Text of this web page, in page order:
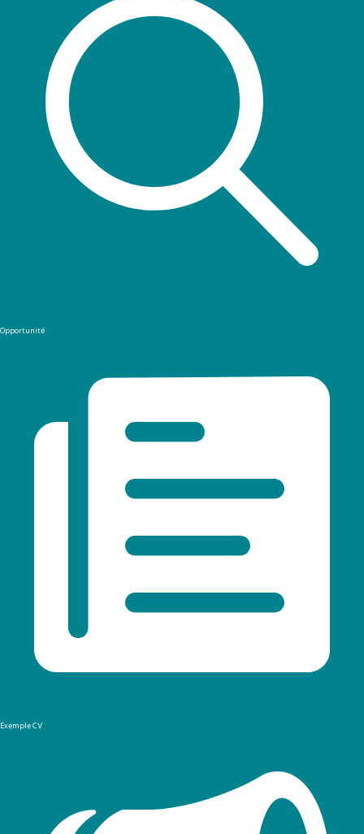
Opportunité
Exemple CV